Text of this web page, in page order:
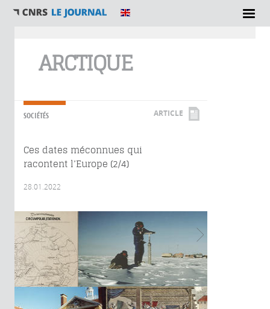
ARCTIQUE
SOCIÉTÉS ARTICLE
Ces dates méconnues qui
racontent l’Europe (2/4)
28.01.2022